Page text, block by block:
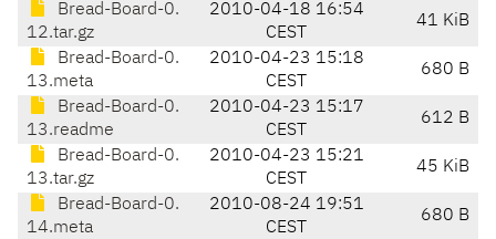
Bread-Board-0.
12.tar.gz
2010-04-18 16:54
CEST
41 KiB
Bread-Board-0.
13.meta
2010-04-23 15:18
CEST
680 B
Bread-Board-0.
13.readme
2010-04-23 15:17
CEST
612 B
Bread-Board-0.
13.tar.gz
2010-04-23 15:21
CEST
45 KiB
Bread-Board-0.
14.meta
2010-08-24 19:51
CEST
680 B